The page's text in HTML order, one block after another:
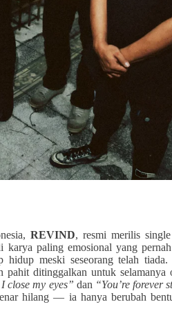
REVIND, resmi merilis
karya paling emosional yang
hidup meski seseorang telah tiada.
pahit ditinggalkan untuk selamanya
close my eyes” dan “You’re forever
hilang — ia hanya berubah